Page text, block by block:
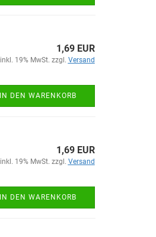
1,69 EUR
inkl. 19% MwSt. zzgl. Versand
IN DEN WARENKORB
1,69 EUR
inkl. 19% MwSt. zzgl. Versand
IN DEN WARENKORB